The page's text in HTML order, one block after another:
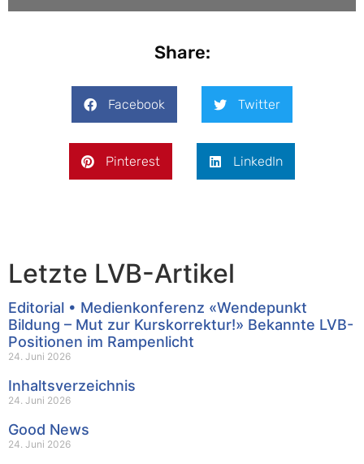
Share:
Facebook Twitter
Pinterest LinkedIn
Letzte LVB-Artikel
Editorial • Medienkonferenz «Wendepunkt
Bildung – Mut zur Kurskorrektur!» Bekannte LVB-
Positionen im Rampenlicht
24. Juni 2026
Inhaltsverzeichnis
24. Juni 2026
Good News
24. Juni 2026